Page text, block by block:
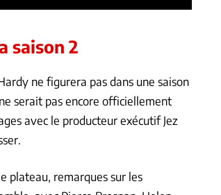
saison 2
ne figurera pas dans une saison
serait pas encore officiellement
avec le producteur exécutif Jez
plateau, remarques sur les